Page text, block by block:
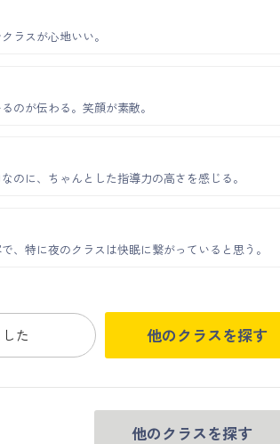
ラスが心地いい。
のが伝わる。笑顔が素敵。
のに、ちゃんとした指導力の高さを感じる。
、特に夜のクラスは快眠に繋がっていると思う。
た 他のクラスを探す
他のクラスを探す